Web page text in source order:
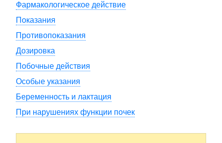
Фармакологическое действие
Показания
Противопоказания
Дозировка
Побочные действия
Особые указания
Беременность и лактация
При нарушениях функции почек